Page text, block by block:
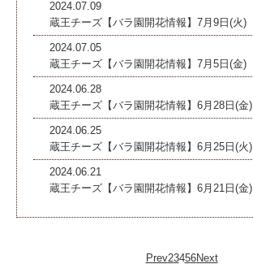
2024.07.09
蔵王チーズ【バラ園開花情報】7月9日(火)
2024.07.05
蔵王チーズ【バラ園開花情報】7月5日(金)
2024.06.28
蔵王チーズ【バラ園開花情報】6月28日(金)
2024.06.25
蔵王チーズ【バラ園開花情報】6月25日(火)
2024.06.21
蔵王チーズ【バラ園開花情報】6月21日(金)
Prev23456Next